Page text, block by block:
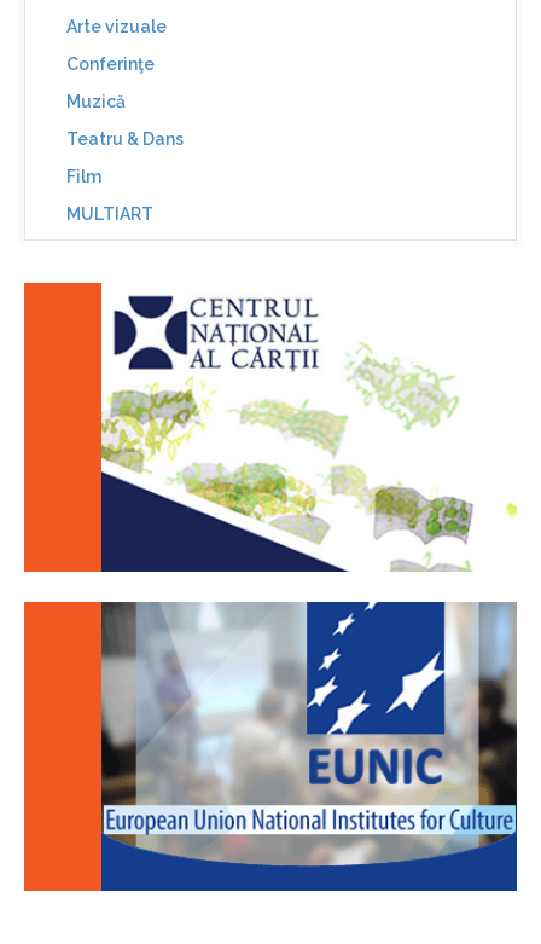
Arte vizuale
Conferinţe
Muzică
Teatru & Dans
Film
MULTIART